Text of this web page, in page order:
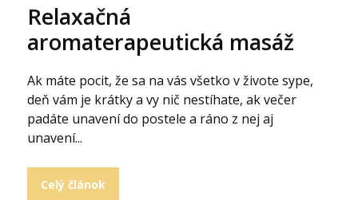
Relaxačná
aromaterapeutická masáž
Ak máte pocit, že sa na vás všetko v živote sype,
deň vám je krátky a vy nič nestíhate, ak večer
padáte unavení do postele a ráno z nej aj
unavení...
Celý článok